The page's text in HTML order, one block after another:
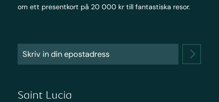
om ett presentkort på 20 000 kr till fantastiska resor.
Saint Lucia